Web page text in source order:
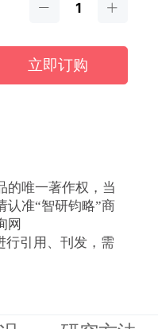
立即订购
的唯一著作权，当
认准“智研钧略”商
网
行引用、刊发，需